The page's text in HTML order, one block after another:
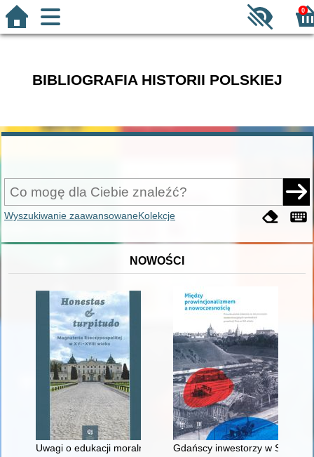
0
BIBLIOGRAFIA HISTORII POLSKIEJ
Wyszukiwanie zaawansowaneKolekcje
NOWOŚCI
Uwagi o edukacji moralnej synów szlacheckich w XVI-
Gdańscy inwestorzy w